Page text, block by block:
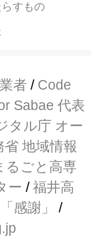
すもの
者 / Code
Sabae 代表
タル庁 オー
省 地域情報
るごと高専
ー /福井高
感謝」
/